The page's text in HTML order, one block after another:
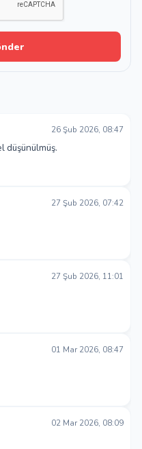
26 Şub 2026, 08:47
düşünülmüş.
27 Şub 2026, 07:42
27 Şub 2026, 11:01
01 Mar 2026, 08:47
02 Mar 2026, 08:09